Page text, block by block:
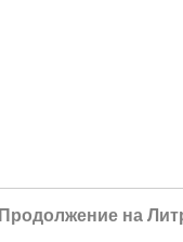
Продолжение на